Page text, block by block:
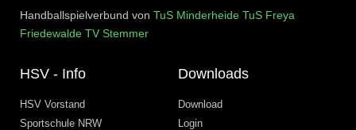
Handballspielverbund von TuS Minderheide TuS Freya
Friedewalde TV Stemmer
HSV - Info
HSV Vorstand
Sportschule NRW
Downloads
Download
Login